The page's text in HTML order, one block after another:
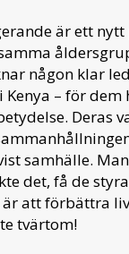
är ett
någon klar
– för dem
Deras
samhälle.
det, få de
att förbättra
tvärtom!